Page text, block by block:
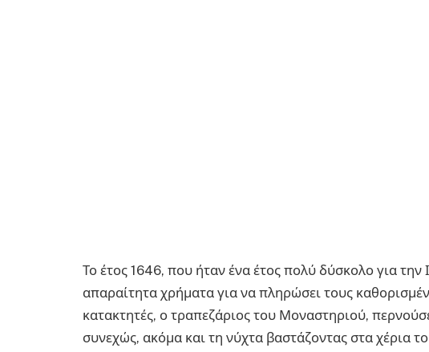
Το έτος 1646, που ήταν ένα έτος πολύ δύσκολο για την
απαραίτητα χρήματα για να πληρώσει τους
κατακτητές, ο τραπεζάριος του Μοναστηριού,
συνεχώς, ακόμα και τη νύχτα βαστάζοντας στα χέρια